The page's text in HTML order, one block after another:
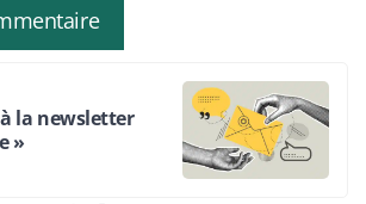
la newsletter
»